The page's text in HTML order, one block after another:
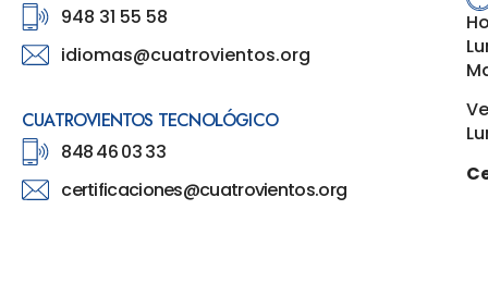
948 31 55 58
idiomas@cuatrovientos.org
CUATROVIENTOS TECNOLÓGICO
848 46 03 33
certificaciones@cuatrovientos.org